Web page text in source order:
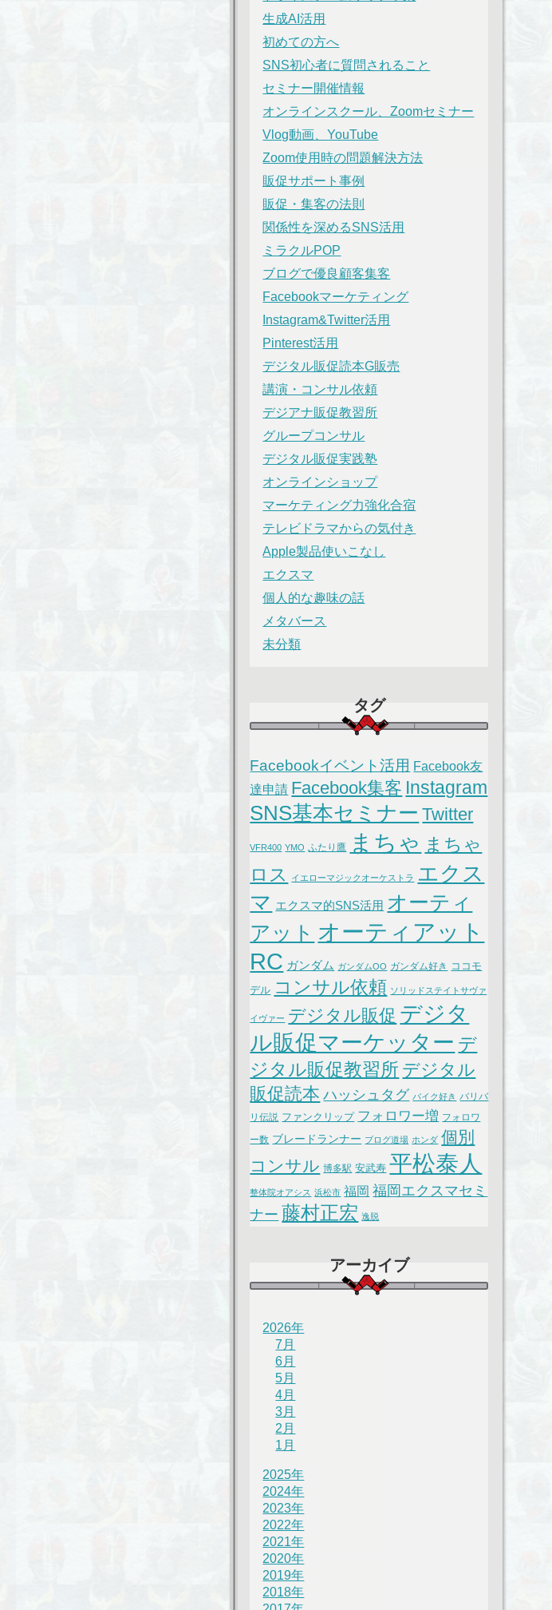
生成AI活用
初めての方へ
SNS初心者に質問されること
セミナー開催情報
オンラインスクール、Zoomセミナー
Vlog動画、YouTube
Zoom使用時の問題解決方法
販促サポート事例
販促・集客の法則
関係性を深めるSNS活用
ミラクルPOP
ブログで優良顧客集客
Facebookマーケティング
Instagram&Twitter活用
Pinterest活用
デジタル販促読本G販売
講演・コンサル依頼
デジアナ販促教習所
グループコンサル
デジタル販促実践塾
オンラインショップ
マーケティング力強化合宿
テレビドラマからの気付き
Apple製品使いこなし
エクスマ
個人的な趣味の話
メタバース
未分類
タグ
Facebookイベント活用 Facebook友
達申請 Facebook集客 Instagram
SNS基本セミナー Twitter
VFR400 YMO ふたり鷹 まちゃ まちゃ
ロス
イエローマジックオーケストラ
エクス
マ エクスマ的SNS活用 オーティ
アット オーティアット
RC ガンダム ガンダムOO ガンダム好き ココモ
デル コンサル依頼 ソリッドステイトサヴァ
イヴァー デジタル販促 デジタ
ル販促マーケッター デ
ジタル販促教習所 デジタル
販促読本 ハッシュタグ バイク好き バリバ
リ伝説 ファンクリップ フォロワー増 フォロワ
ー数 ブレードランナー ブログ道場 ホンダ 個別
コンサル 博多駅 安武寿 平松泰人
整体院オアシス 浜松市 福岡 福岡エクスマセミ
ナー 藤村正宏 逸脱
アーカイブ
2026年
7月
6月
5月
4月
3月
2月
1月
2025年
2024年
2023年
2022年
2021年
2020年
2019年
2018年